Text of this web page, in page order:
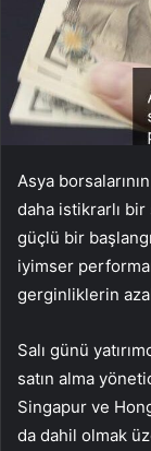
Asya
daha istikrarlı
güçlü bir
iyimser
gerginliklerin
Salı günü
satın alma
Singapur ve
da dahil olmak